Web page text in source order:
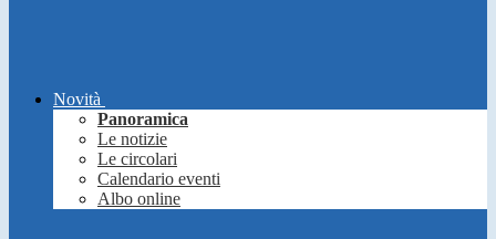
Novità
Panoramica
Le notizie
Le circolari
Calendario eventi
Albo online